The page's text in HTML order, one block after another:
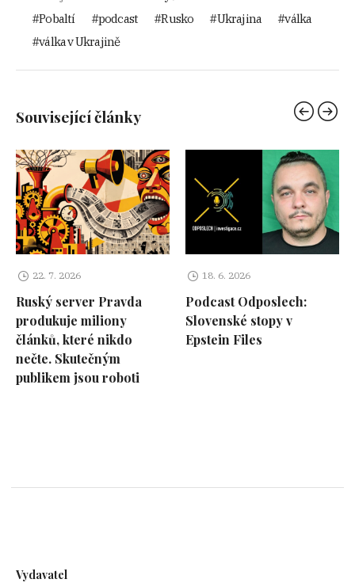
Pobaltí
podcast Rusko Ukrajina
válka
válka v Ukrajině
Související články
22. 7. 2026
Ruský server Pravda
produkuje miliony
článků, které nikdo
nečte. Skutečným
publikem jsou roboti
18. 6. 2026
Podcast Odposlech:
Slovenské stopy v
Epstein Files
Vydavatel